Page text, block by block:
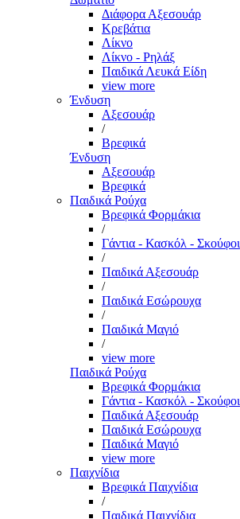
Διάφορα Αξεσουάρ
Κρεβάτια
Λίκνο
Λίκνο - Ρηλάξ
Παιδικά Λευκά Είδη
view more
Ένδυση
Αξεσουάρ
/
Βρεφικά
Ένδυση
Αξεσουάρ
Βρεφικά
Παιδικά Ρούχα
Βρεφικά Φορμάκια
/
Γάντια - Κασκόλ - Σκούφοι
/
Παιδικά Αξεσουάρ
/
Παιδικά Εσώρουχα
/
Παιδικά Μαγιό
/
view more
Παιδικά Ρούχα
Βρεφικά Φορμάκια
Γάντια - Κασκόλ - Σκούφοι
Παιδικά Αξεσουάρ
Παιδικά Εσώρουχα
Παιδικά Μαγιό
view more
Παιχνίδια
Βρεφικά Παιχνίδια
/
Παιδικά Παιχνίδια